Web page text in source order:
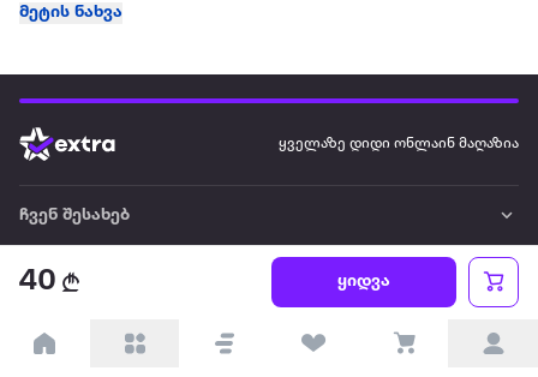
40 ყიდვა
მეტის ნახვა
ყველაზე დიდი ონლაინ მაღაზია
ჩვენ შესახებ
წესები და პირობები
პარტნიორებისთვის